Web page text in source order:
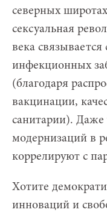
северных
сексуальная
века
инфекционных
(благодаря
вакцинации,
санитарии).
модернизаций в
коррелируют с
Хотите
инноваций и